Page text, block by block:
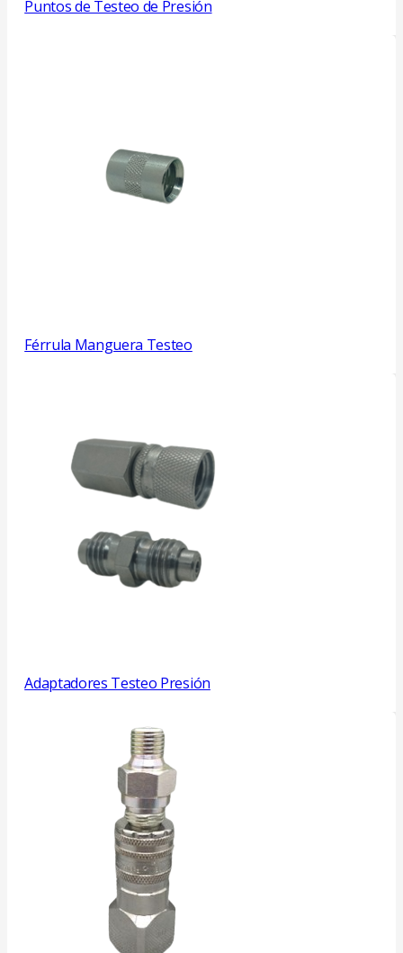
Puntos de Testeo de Presión
Férrula Manguera Testeo
Adaptadores Testeo Presión